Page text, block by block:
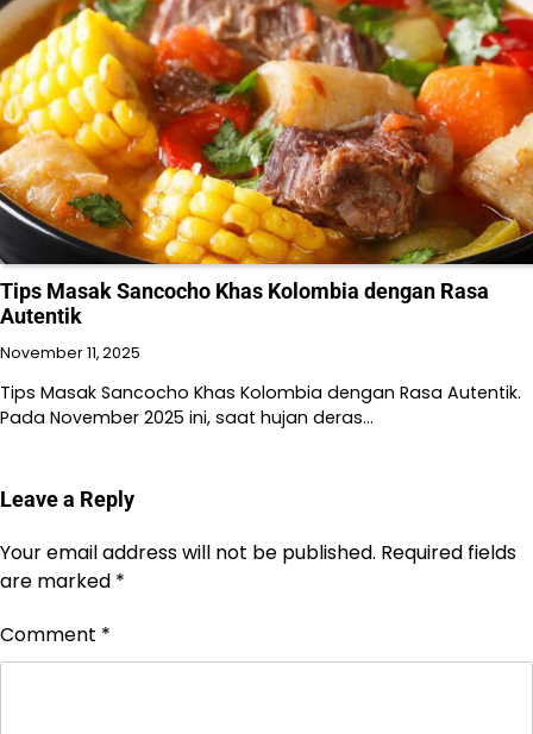
Tips Masak Sancocho Khas Kolombia dengan Rasa
Autentik
November 11, 2025
Tips Masak Sancocho Khas Kolombia dengan Rasa Autentik.
Pada November 2025 ini, saat hujan deras…
Leave a Reply
Your email address will not be published. Required fields
are marked *
Comment *